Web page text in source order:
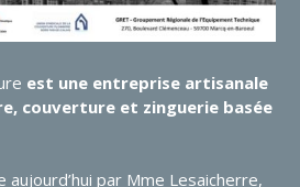
est une entreprise artisanale
couverture et zinguerie basée
par Mme Lesaicherre,